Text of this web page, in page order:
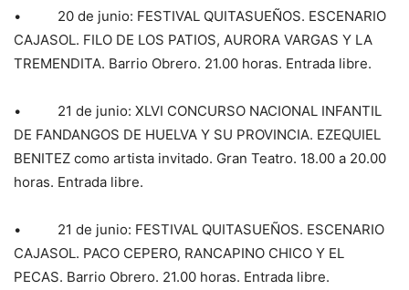
• 20 de junio: FESTIVAL QUITASUEÑOS. ESCENARIO
CAJASOL. FILO DE LOS PATIOS, AURORA VARGAS Y LA
TREMENDITA. Barrio Obrero. 21.00 horas. Entrada libre.
• 21 de junio: XLVI CONCURSO NACIONAL INFANTIL
DE FANDANGOS DE HUELVA Y SU PROVINCIA. EZEQUIEL
BENITEZ como artista invitado. Gran Teatro. 18.00 a 20.00
horas. Entrada libre.
• 21 de junio: FESTIVAL QUITASUEÑOS. ESCENARIO
CAJASOL. PACO CEPERO, RANCAPINO CHICO Y EL
PECAS. Barrio Obrero. 21.00 horas. Entrada libre.